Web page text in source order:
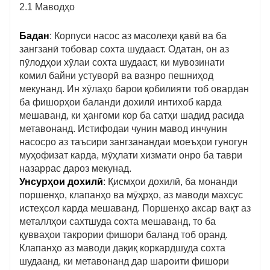
2.1 Маводҳо
Бадан: Корпуси насос аз масолеҳи қавӣ ва ба
зангзанӣ тобовар сохта шудааст. Одатан, он аз
пӯлодҳои хӯлаи сохта шудааст, ки мувозинати
комил байни устуворӣ ва вазнро пешниҳод
мекунанд. Ин хӯлаҳо барои қобилияти тоб овардан
ба фишорҳои баланди дохилӣ интихоб карда
мешаванд, ки ҳангоми кор ба сатҳи шадид расида
метавонанд. Истифодаи чунин мавод инчунин
насосро аз таъсири зангзанандаи моеъҳои гуногун
муҳофизат карда, мӯҳлати хизмати онро ба таври
назаррас дароз мекунад.
Унсурҳои дохилӣ: Қисмҳои дохилӣ, ба монанди
поршенҳо, клапанҳо ва мӯҳрҳо, аз маводи махсус
истеҳсол карда мешаванд. Поршенҳо аксар вақт аз
металлҳои сахтшуда сохта мешаванд, то ба
қувваҳои такрории фишори баланд тоб оранд.
Клапанҳо аз маводи дақиқ коркардшуда сохта
шудаанд, ки метавонанд дар шароити фишори